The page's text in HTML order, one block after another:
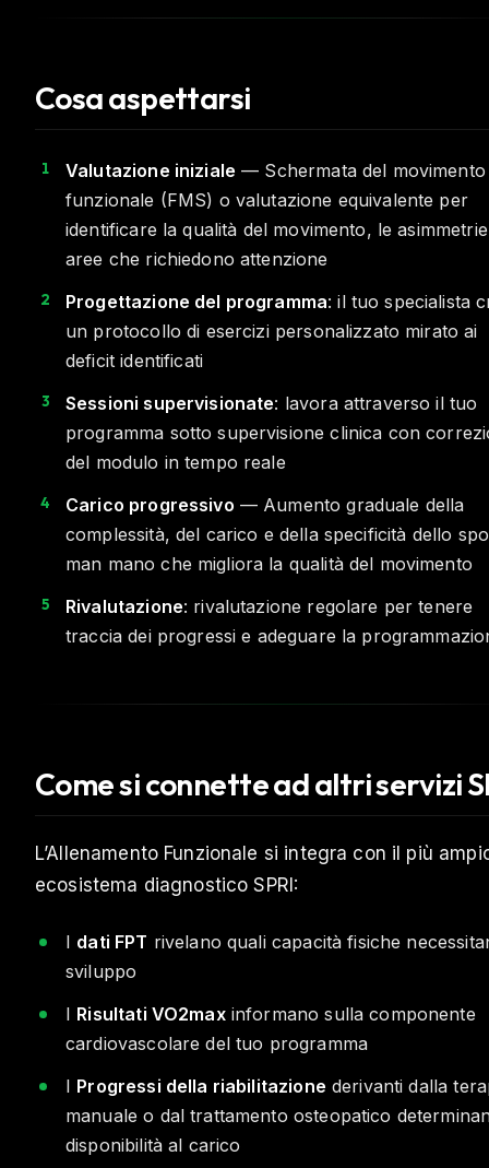
Cosa aspettarsi
Valutazione iniziale — Schermata del movimento
funzionale (FMS) o valutazione equivalente per
identificare la qualità del movimento, le
aree che richiedono attenzione
Progettazione del programma: il tuo specialista
un protocollo di esercizi personalizzato mirato ai
deficit identificati
Sessioni supervisionate: lavora attraverso il tuo
programma sotto supervisione clinica con
del modulo in tempo reale
Carico progressivo — Aumento graduale della
complessità, del carico e della specificità dello
man mano che migliora la qualità del movimento
Rivalutazione: rivalutazione regolare per tenere
traccia dei progressi e adeguare la
Come si connette ad altri servizi
L’Allenamento Funzionale si integra con il più
ecosistema diagnostico SPRI:
I dati FPT rivelano quali capacità fisiche
sviluppo
I Risultati VO2maxinformano sulla componente
cardiovascolare del tuo programma
I Progressi della riabilitazione derivanti dalla
manuale o dal trattamento osteopatico
disponibilità al carico